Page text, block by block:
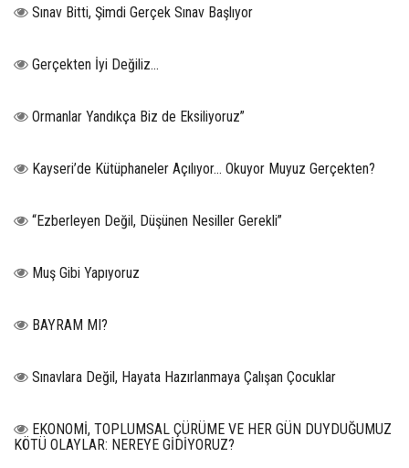
Sınav Bitti, Şimdi Gerçek Sınav Başlıyor
Gerçekten İyi Değiliz...
Ormanlar Yandıkça Biz de Eksiliyoruz”
Kayseri’de Kütüphaneler Açılıyor… Okuyor Muyuz Gerçekten?
“Ezberleyen Değil, Düşünen Nesiller Gerekli”
Muş Gibi Yapıyoruz
BAYRAM MI?
Sınavlara Değil, Hayata Hazırlanmaya Çalışan Çocuklar
EKONOMİ, TOPLUMSAL ÇÜRÜME VE HER GÜN DUYDUĞUMUZ
KÖTÜ OLAYLAR: NEREYE GİDİYORUZ?